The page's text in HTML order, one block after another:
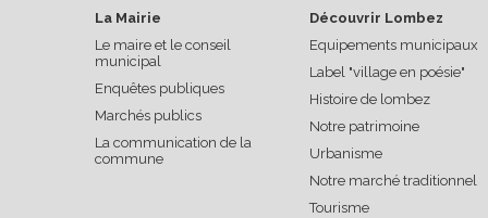
La Mairie
Le maire et le conseil
municipal
Enquêtes publiques
Marchés publics
La communication de la
commune
Découvrir Lombez
Equipements municipaux
Label "village en poésie"
Histoire de lombez
Notre patrimoine
Urbanisme
Notre marché traditionnel
Tourisme